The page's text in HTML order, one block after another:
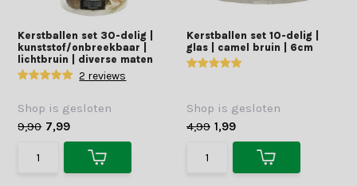
Kerstballen set 30-delig |
kunststof/onbreekbaar |
lichtbruin | diverse maten
2 reviews
Shop is gesloten
9,90 7,99
Kerstballen set 10-delig |
glas | camel bruin | 6cm
Shop is gesloten
4,99 1,99